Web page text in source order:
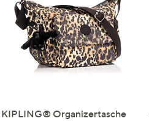
KIPLING® Organizertasche